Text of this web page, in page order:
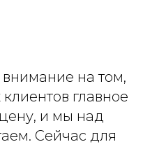
внимание на том,
главное
и мы над
Сейчас для